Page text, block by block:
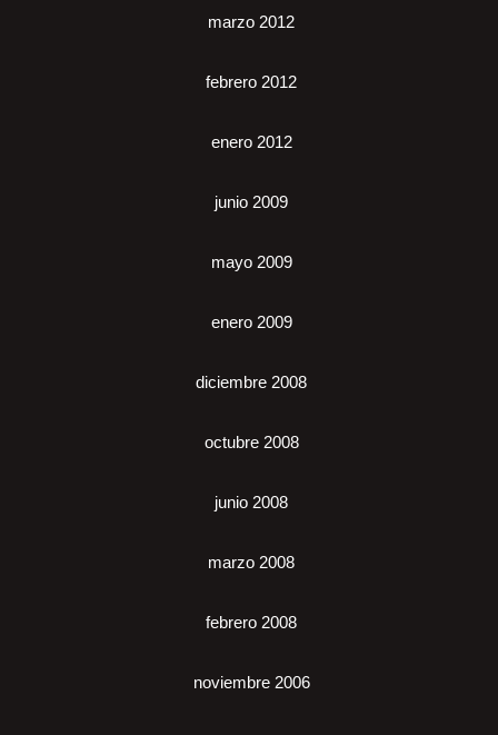
marzo 2012
febrero 2012
enero 2012
junio 2009
mayo 2009
enero 2009
diciembre 2008
octubre 2008
junio 2008
marzo 2008
febrero 2008
noviembre 2006